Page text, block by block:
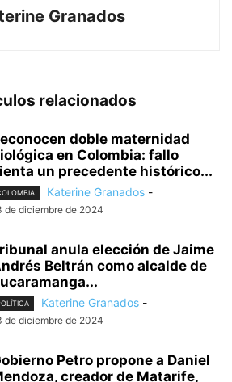
Granados
relacionados
doble maternidad
en Colombia: fallo
un precedente histórico...
Katerine Granados -
de diciembre de 2024
anula elección de Jaime
Beltrán como alcalde de
Katerine Granados -
de diciembre de 2024
Petro propone a Daniel
creador de Matarife,